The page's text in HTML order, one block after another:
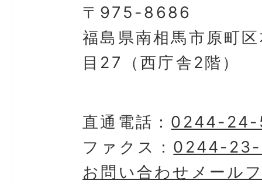
〒975-8686
福島県南相馬市原町
目27（西庁舎2階）
直通電話： 0244-
ファクス： 0244-23-
お問い合わせメール